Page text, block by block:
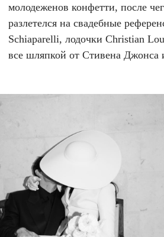
молодеженов конфетти, после
разлетелся на свадебные
Schiaparelli, лодочки Christian
все шляпкой от Стивена Джонса